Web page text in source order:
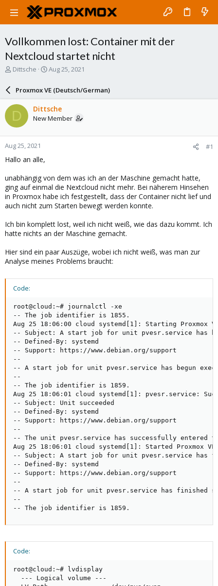
Vollkommen lost: Container mit der
Nextcloud startet nicht
T
a
d
s
t
a
r
t
e
Dittsche
S
a
r
d
a
e
Aug 25, 2021
Proxmox VE (Deutsch/German)
D Dittsche
New Member
Aug 25, 2021 #1
Hallo an alle,
unabhängig von dem was ich an der Maschine gemacht hatte,
ging auf einmal die Nextcloud nicht mehr. Bei näherem Hinsehen
in Proxmox habe ich festgestellt, dass der Container nicht lief und
auch nicht zum Starten bewegt werden konnte.
Ich bin komplett lost, weil ich nicht weiß, wie das dazu kommt. Ich
hatte nichts an der Maschine gemacht.
Hier sind ein paar Auszüge, wobei ich nicht weiß, was man zur
Analyse meines Problems braucht:
Code:
root@cloud:~# journalctl -xe
-- The job identifier is 1855.
Aug 25 18:06:00 cloud systemd[1]: Starting
-- Subject: A start job for unit pvesr.service has
-- Defined-By: systemd
-- Support: https://www.debian.org/support
--
-- A start job for unit pvesr.service has begun
--
-- The job identifier is 1859.
Aug 25 18:06:01 cloud systemd[1]: pvesr.service:
-- Subject: Unit succeeded
-- Defined-By: systemd
-- Support: https://www.debian.org/support
--
-- The unit pvesr.service has successfully entered
Aug 25 18:06:01 cloud systemd[1]: Started Proxmox
-- Subject: A start job for unit pvesr.service has
-- Defined-By: systemd
-- Support: https://www.debian.org/support
--
-- A start job for unit pvesr.service has finished
--
-- The job identifier is 1859.
Code:
root@cloud:~# lvdisplay
  --- Logical volume ---